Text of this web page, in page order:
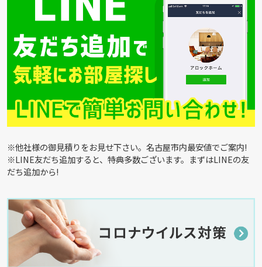
※他社様の御見積りをお見せ下さい。名古屋市内最安値でご案内!
※LINE友だち追加すると、特典多数ございます。まずはLINEの友
だち追加から!